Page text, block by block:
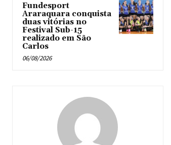
Fundesport
Araraquara conquista
duas vitórias no
Festival Sub-15
realizado em São
Carlos
06/08/2026